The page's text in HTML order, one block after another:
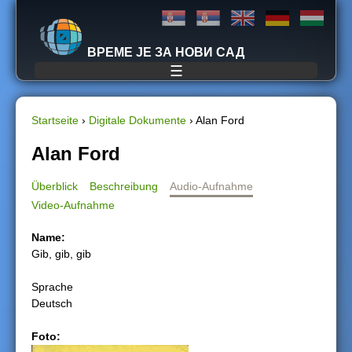
Jump to navigation
ВРЕМЕ ЈЕ ЗА НОВИ САД
☰
S
i
e
s
n
d
Startseite › Digitale Dokumente › Alan Ford
Alan Ford
Überblick Beschreibung
Audio-Aufnahme
Video-Aufnahme
Name:
Gib, gib, gib
Sprache
Deutsch
Foto: